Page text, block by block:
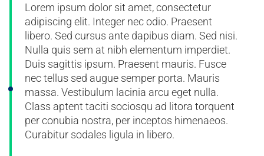
Lorem ipsum dolor sit amet, consectetur
adipiscing elit. Integer nec odio. Praesent
libero. Sed cursus ante dapibus diam. Sed nisi.
Nulla quis sem at nibh elementum imperdiet.
Duis sagittis ipsum. Praesent mauris. Fusce
nec tellus sed augue semper porta. Mauris
massa. Vestibulum lacinia arcu eget nulla.
Class aptent taciti sociosqu ad litora torquent
per conubia nostra, per inceptos himenaeos.
Curabitur sodales ligula in libero.